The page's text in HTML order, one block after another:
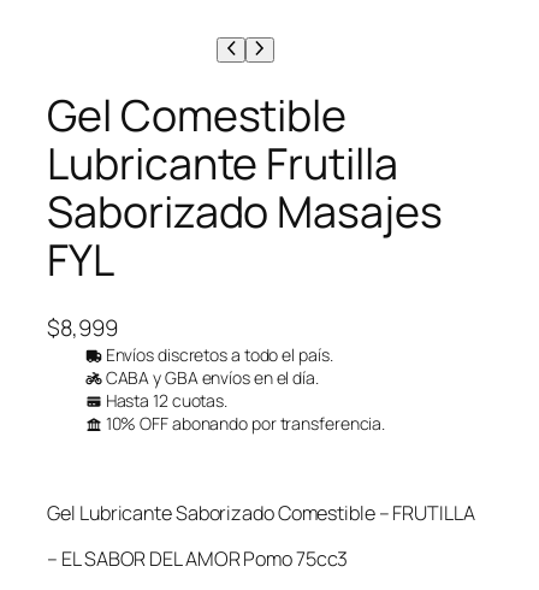
Gel Comestible
Lubricante Frutilla
Saborizado Masajes
FYL
$8,999
Envíos discretos a todo el país.
CABA y GBA envíos en el día.
Hasta 12 cuotas.
10% OFF abonando por transferencia.
Gel Lubricante Saborizado Comestible – FRUTILLA
– EL SABOR DEL AMOR Pomo 75cc3